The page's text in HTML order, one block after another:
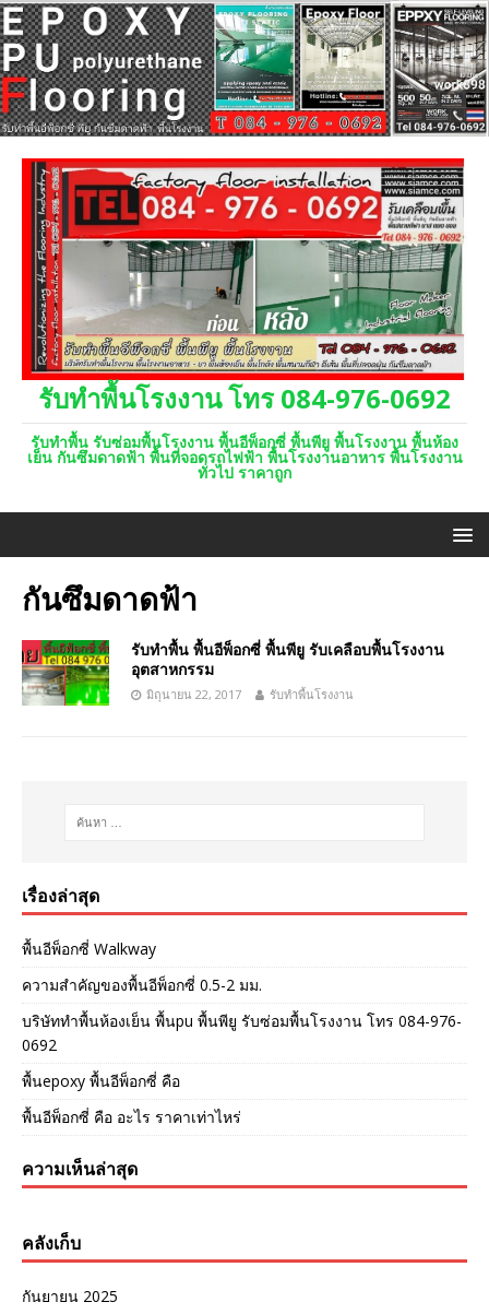
รับทำพื้นโรงงาน โทร 084-976-0692
รับทำพื้น รับซ่อมพื้นโรงงาน พื้นอีพ็อกซี่ พื้นพียู พื้นโรงงาน พื้นห้อง
เย็น กันซึมดาดฟ้า พื้นที่จอดรถไฟฟ้า พื้นโรงงานอาหาร พื้นโรงงาน
ทั่วไป ราคาถูก
กันซึมดาดฟ้า
รับทำพื้น พื้นอีพ็อกซี่ พื้นพียู รับเคลือบพื้นโรงงาน
อุตสาหกรรม
มิถุนายน 22, 2017 รับทำพื้นโรงงาน
เรื่องล่าสุด
พื้นอีพ็อกซี่ Walkway
ความสำคัญของพื้นอีพ็อกซี่ 0.5-2 มม.
บริษัททำพื้นห้องเย็น พื้นpu พื้นพียู รับซ่อมพื้นโรงงาน โทร 084-976-
0692
พื้นepoxy พื้นอีพ็อกซี่ คือ
พื้นอีพ็อกซี่ คือ อะไร ราคาเท่าไหร่
ความเห็นล่าสุด
คลังเก็บ
กันยายน 2025